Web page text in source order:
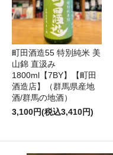
町田酒造55 特別純米 美
山錦 直汲み
1800ml【7BY】【町田
酒造店】（群馬県産地
酒/群馬の地酒）
3,100円(税込3,410円)